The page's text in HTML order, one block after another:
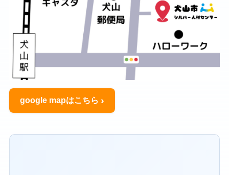
google mapはこちら